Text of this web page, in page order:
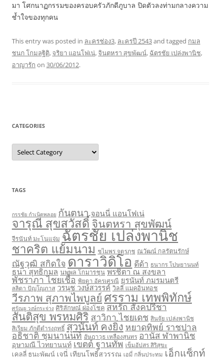
มา โศกนาฏกรรมของครอบครัวภักดีภูบาล ปิดตัวลงท่ามกลางความ
ช้ำใจของทุกคน
This entry was posted in ละครช่อง3, ละครปี 2543and tagged กมล
ชนก โกมลฐิติ, จริยา แอนโฟเน่, จินตหรา สุขพัฒน์, ฉัตรชัย เปล่งพานิช,
อาญารัก on 30/06/2012.
CATEGORIES
Categories
TAGS
กรรชัย กำเนิดพลอย กันตนา จอนนี่ แอนโฟเน่
จารุณี สุขสวัสดิ์ จินตหรา สุขพัฒน์
จีรนันท์ มะโนแจ่ม ฉัตรชัย เปล่งพานิช
ชาคริต แย้มนาม ชไมพร จตุรภุช ณวัฒน์ กุลรัตนรักษ์
ณัฐวุฒิ สกิดใจ ดาราวิดิโอ ดีด้า ธนากร โปษยานนท์
ธนา สุทธิกมล นพพล โกมารชุน พรชิตา ณ สงขลา
พัชราภา ไชยเชื้อ พิยดา อัครเศรณี ยุรนันท์ ภมรมนตรี
ลลิตา ปัญโญภาส วรนุช วงษ์สวรรค์ วิลลี่ แมคอินทอช
วีรภาพ สุภาพไพบูลย์ศรราม เทพพิทักษ์
ศรัณยู วงษ์กระจ่าง ศิริลักษณ์ ผ่องโชค สหรัถ สังคปรีชา
สันติสุข พรหมศิริ สาวิกา ไชยเดช สินจัย เปล่งพานิช
สิเรียม ภักดีดำรงฤทธิ์ สุวนันท์ คงยิ่ง หยาดทิพย์ ราชปาล
อธิชาติ ชุมนานนท์ อัษฎาวุธ เหลืองสุนทร อานัส ฬาพานิช
อุษามณี ไวทยานนท์ เขตต์ ฐานทัพ เข็มอัปสร สิริสุขะ
เคลลี่ ธนะพัฒน์ เจนี่ เทียนโพธิ์สุวรรณ เอมี่ กลิ่นประทุม เอ็กแซ็กท์